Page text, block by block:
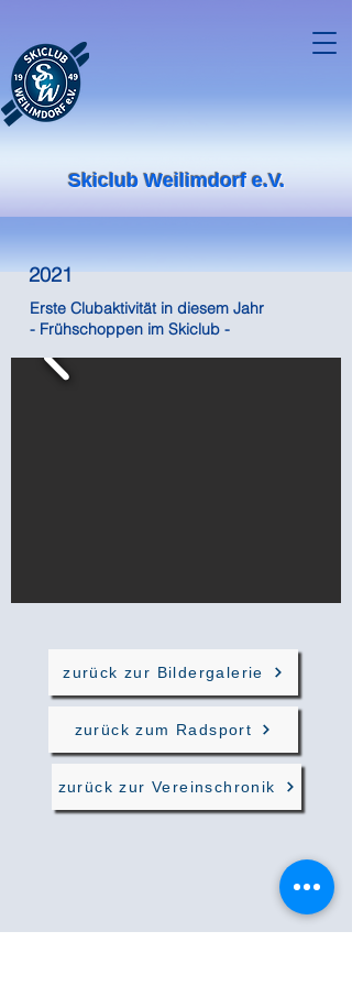
Skiclub Weilimdorf e.V.
2021
Erste Clubaktivität in diesem Jahr
- Frühschoppen im Skiclub -
zurück zur Bildergalerie
zurück zum Radsport
zurück zur Vereinschronik